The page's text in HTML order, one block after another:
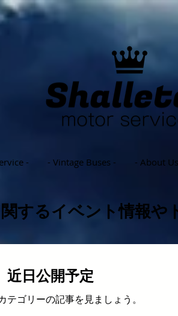
- - Vintage Buses - - About
するイベント情報や
近日公開予定
テゴリーの記事を見ましょう。